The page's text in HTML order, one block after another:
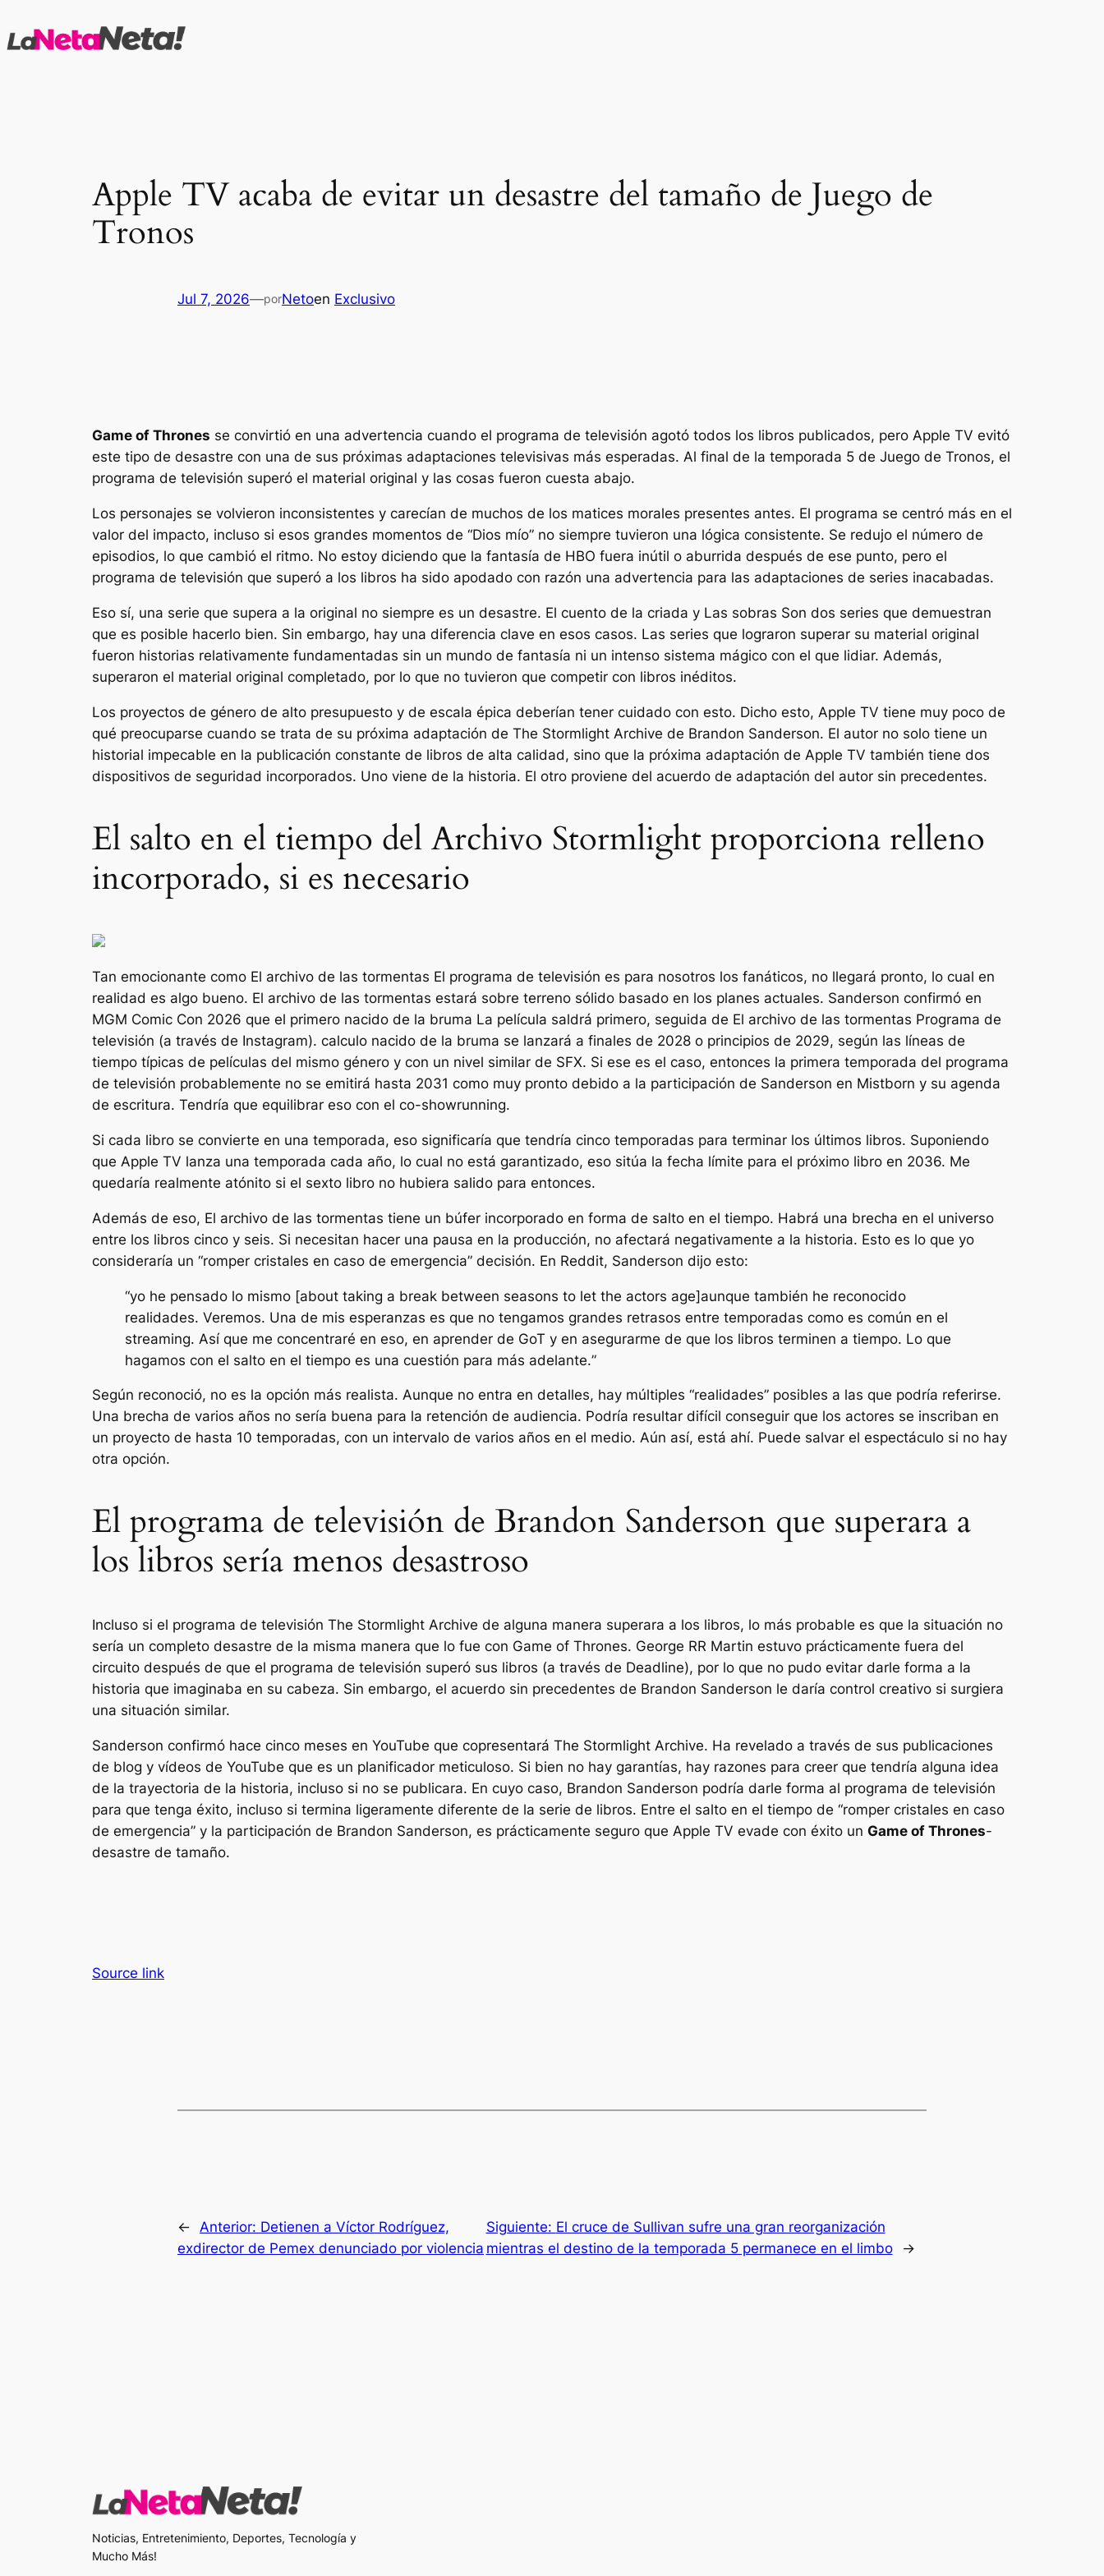
al
Apple TV acaba de evitar un desastre del tamaño de Juego de
Tronos
Jul 7, 2026—porNetoen Exclusivo
Game of Thrones se convirtió en una advertencia cuando el programa de televisión agotó todos los libros publicados, pero Apple TV evitó
este tipo de desastre con una de sus próximas adaptaciones televisivas más esperadas. Al final de la temporada 5 de Juego de Tronos, el
programa de televisión superó el material original y las cosas fueron cuesta abajo.
Los personajes se volvieron inconsistentes y carecían de muchos de los matices morales presentes antes. El programa se centró más en el
valor del impacto, incluso si esos grandes momentos de “Dios mío” no siempre tuvieron una lógica consistente. Se redujo el número de
episodios, lo que cambió el ritmo. No estoy diciendo que la fantasía de HBO fuera inútil o aburrida después de ese punto, pero el
programa de televisión que superó a los libros ha sido apodado con razón una advertencia para las adaptaciones de series inacabadas.
Eso sí, una serie que supera a la original no siempre es un desastre. El cuento de la criada y Las sobras Son dos series que demuestran
que es posible hacerlo bien. Sin embargo, hay una diferencia clave en esos casos. Las series que lograron superar su material original
fueron historias relativamente fundamentadas sin un mundo de fantasía ni un intenso sistema mágico con el que lidiar. Además,
superaron el material original completado, por lo que no tuvieron que competir con libros inéditos.
Los proyectos de género de alto presupuesto y de escala épica deberían tener cuidado con esto. Dicho esto, Apple TV tiene muy poco de
qué preocuparse cuando se trata de su próxima adaptación de The Stormlight Archive de Brandon Sanderson. El autor no solo tiene un
historial impecable en la publicación constante de libros de alta calidad, sino que la próxima adaptación de Apple TV también tiene dos
dispositivos de seguridad incorporados. Uno viene de la historia. El otro proviene del acuerdo de adaptación del autor sin precedentes.
El salto en el tiempo del Archivo Stormlight proporciona relleno
incorporado, si es necesario
Tan emocionante como El archivo de las tormentas El programa de televisión es para nosotros los fanáticos, no llegará pronto, lo cual en
realidad es algo bueno. El archivo de las tormentas estará sobre terreno sólido basado en los planes actuales. Sanderson confirmó en
MGM Comic Con 2026 que el primero nacido de la bruma La película saldrá primero, seguida de El archivo de las tormentas Programa de
televisión (a través de Instagram). calculo nacido de la bruma se lanzará a finales de 2028 o principios de 2029, según las líneas de
tiempo típicas de películas del mismo género y con un nivel similar de SFX. Si ese es el caso, entonces la primera temporada del programa
de televisión probablemente no se emitirá hasta 2031 como muy pronto debido a la participación de Sanderson en Mistborn y su agenda
de escritura. Tendría que equilibrar eso con el co-showrunning.
Si cada libro se convierte en una temporada, eso significaría que tendría cinco temporadas para terminar los últimos libros. Suponiendo
que Apple TV lanza una temporada cada año, lo cual no está garantizado, eso sitúa la fecha límite para el próximo libro en 2036. Me
quedaría realmente atónito si el sexto libro no hubiera salido para entonces.
Además de eso, El archivo de las tormentas tiene un búfer incorporado en forma de salto en el tiempo. Habrá una brecha en el universo
entre los libros cinco y seis. Si necesitan hacer una pausa en la producción, no afectará negativamente a la historia. Esto es lo que yo
consideraría un “romper cristales en caso de emergencia” decisión. En Reddit, Sanderson dijo esto:
“yo he pensado lo mismo [about taking a break between seasons to let the actors age]aunque también he reconocido
realidades. Veremos. Una de mis esperanzas es que no tengamos grandes retrasos entre temporadas como es común en el
streaming. Así que me concentraré en eso, en aprender de GoT y en asegurarme de que los libros terminen a tiempo. Lo que
hagamos con el salto en el tiempo es una cuestión para más adelante.”
Según reconoció, no es la opción más realista. Aunque no entra en detalles, hay múltiples “realidades” posibles a las que podría referirse.
Una brecha de varios años no sería buena para la retención de audiencia. Podría resultar difícil conseguir que los actores se inscriban en
un proyecto de hasta 10 temporadas, con un intervalo de varios años en el medio. Aún así, está ahí. Puede salvar el espectáculo si no hay
otra opción.
El programa de televisión de Brandon Sanderson que superara a
los libros sería menos desastroso
Incluso si el programa de televisión The Stormlight Archive de alguna manera superara a los libros, lo más probable es que la situación no
sería un completo desastre de la misma manera que lo fue con Game of Thrones. George RR Martin estuvo prácticamente fuera del
circuito después de que el programa de televisión superó sus libros (a través de Deadline), por lo que no pudo evitar darle forma a la
historia que imaginaba en su cabeza. Sin embargo, el acuerdo sin precedentes de Brandon Sanderson le daría control creativo si surgiera
una situación similar.
Sanderson confirmó hace cinco meses en YouTube que copresentará The Stormlight Archive. Ha revelado a través de sus publicaciones
de blog y vídeos de YouTube que es un planificador meticuloso. Si bien no hay garantías, hay razones para creer que tendría alguna idea
de la trayectoria de la historia, incluso si no se publicara. En cuyo caso, Brandon Sanderson podría darle forma al programa de televisión
para que tenga éxito, incluso si termina ligeramente diferente de la serie de libros. Entre el salto en el tiempo de “romper cristales en caso
de emergencia” y la participación de Brandon Sanderson, es prácticamente seguro que Apple TV evade con éxito un Game of Thrones-
desastre de tamaño.
Source link
← Anterior: Detienen a Víctor Rodríguez,
exdirector de Pemex denunciado por violencia
Siguiente: El cruce de Sullivan sufre una gran reorganización
mientras el destino de la temporada 5 permanece en el limbo
→
Noticias, Entretenimiento, Deportes, Tecnología y
Mucho Más!